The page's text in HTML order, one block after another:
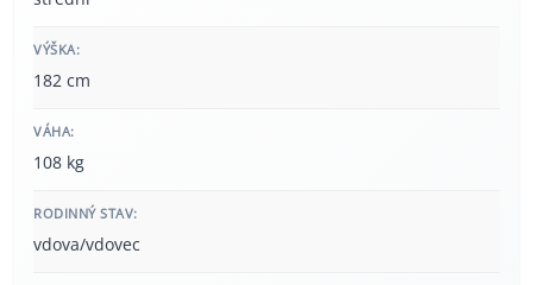
VÝŠKA:
182 cm
VÁHA:
108 kg
RODINNÝ STAV:
vdova/vdovec